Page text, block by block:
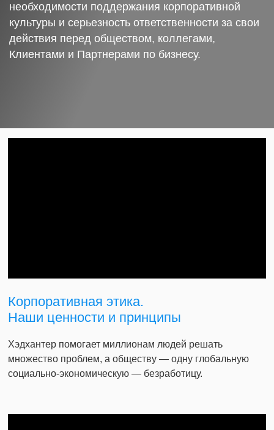
необходимости поддержания корпоративной
культуры и серьезность ответственности за свои
действия перед обществом, коллегами,
Клиентами и Партнерами по бизнесу.
Корпоративная этика.
Наши ценности и принципы
Хэдхантер помогает миллионам людей решать
множество проблем, а обществу — одну глобальную
социально-экономическую — безработицу.